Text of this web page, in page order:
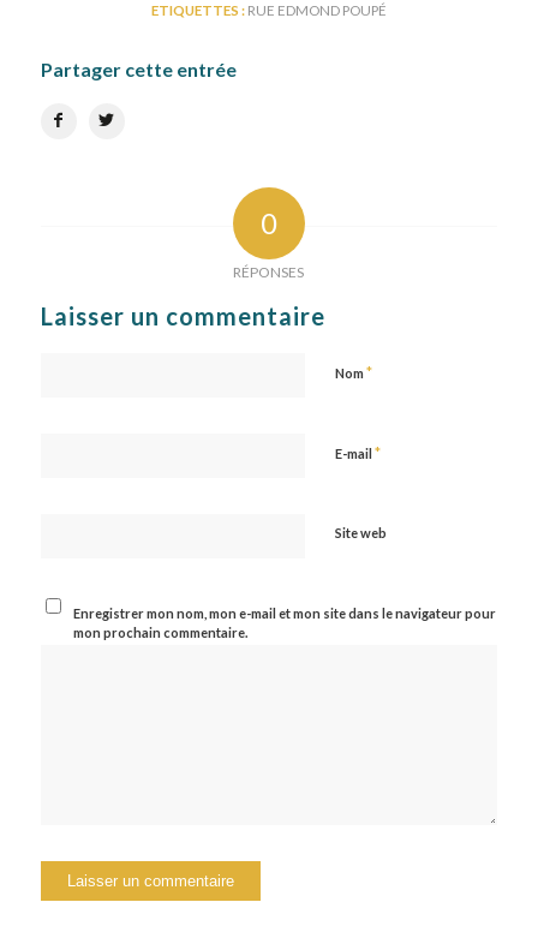
ETIQUETTES : RUE EDMOND POUPÉ
Partager cette entrée
0
RÉPONSES
Laisser un commentaire
Nom *
E-mail *
Site web
Enregistrer mon nom, mon e-mail et mon site dans le navigateur pour
mon prochain commentaire.